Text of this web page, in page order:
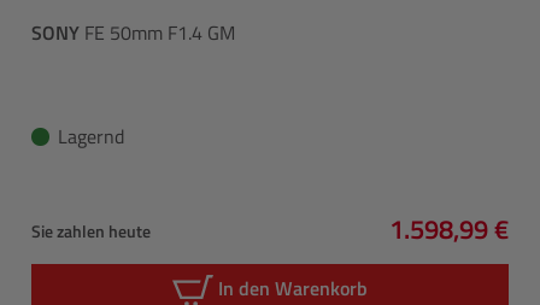
SONY FE 50mm F1.4 GM
Lagernd
Sie zahlen heute
Regulärer
1.598,99 €
In den Warenkorb